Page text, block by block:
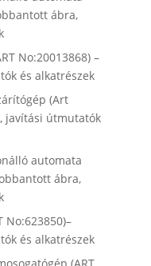
ábra,
No:20013868) –
és alkatrészek
(Art
javítási útmutatók
automata
ábra,
No:623850)–
és alkatrészek